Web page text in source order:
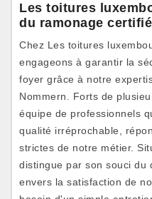
Les toitures
du ramonage
Chez Les toitures
engageons à garantir la
foyer grâce à notre
Nommern. Forts de
équipe de professionnels
qualité irréprochable,
strictes de notre métier.
distingue par son souci du
envers la satisfaction de